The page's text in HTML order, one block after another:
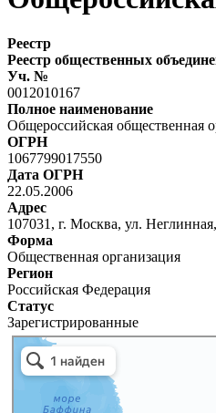
Реестр
Реестр общественных
Уч. №
0012010167
Полное наименование
Общероссийская общественная
ОГРН
1067799017550
Дата ОГРН
22.05.2006
Адрес
107031, г. Москва, ул.
Форма
Общественная организация
Регион
Российская Федерация
Статус
Зарегистрированные